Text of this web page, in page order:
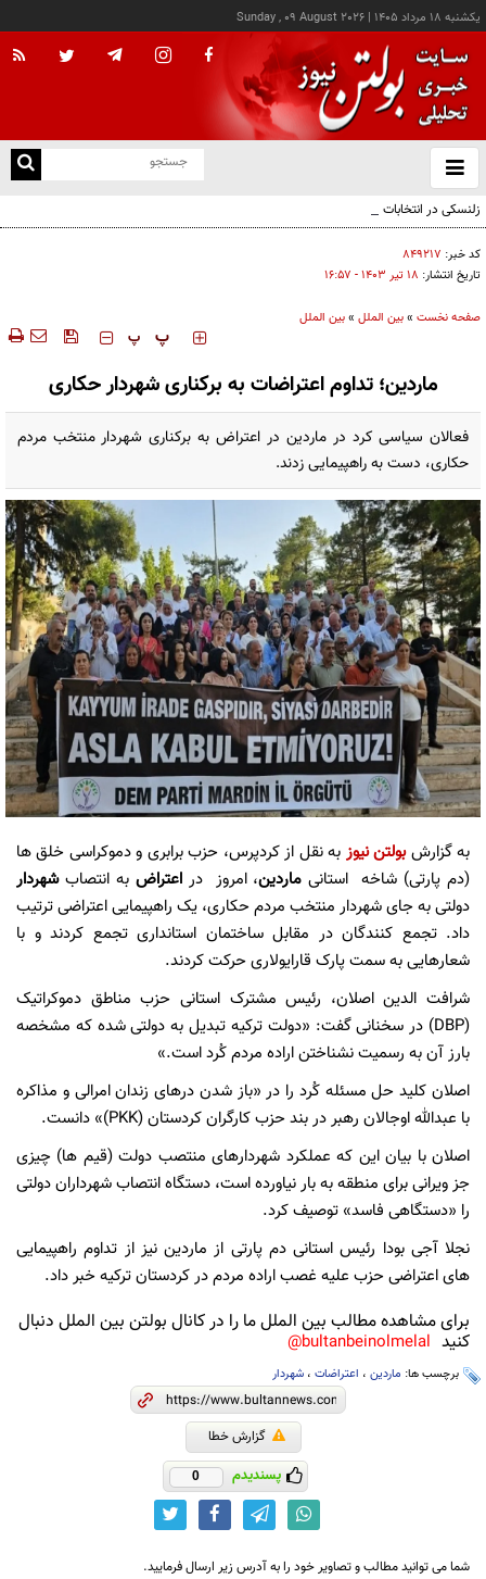
يکشنبه ۱۸ مرداد ۱۴۰۵ |
Sunday , 09 August 2026
باز
و
زلنسکی در انتخابات ریاست جمهوری اوکراین شکست می‌خورد
کد خبر: ۸۴۹۲۱۷
تاریخ انتشار: ۱۸ تير ۱۴۰۳ - ۱۶:۵۷
صفحه نخست »بین الملل »بین الملل
‍‍‍ پ پ
ماردین؛ تداوم اعتراضات به برکناری شهردار حکاری
فعالان سیاسی کرد در ماردین در اعتراض به برکناری شهردار منتخب مردم
حکاری، دست به راهپیمایی زدند.
به گزارش بولتن نیوز به نقل از کردپرس، حزب برابری و دموکراسی خلق ها
(دم پارتی) شاخه استانی ماردین، امروز دراعتراضبه انتصابشهردار
دولتی به جای شهردار منتخب مردم حکاری، یک راهپیمایی اعتراضی ترتیب
داد. تجمع کنندگان در مقابل ساختمان استانداری تجمع کردند و با
شعارهایی به سمت پارک قارایولاری حرکت کردند.
شرافت الدین اصلان، رئیس مشترک استانی حزب مناطق دموکراتیک
(DBP) در سخنانی گفت: «دولت ترکیه تبدیل به دولتی شده که مشخصه
بارز آن به رسمیت نشناختن اراده مردم کُرد است.»
اصلان کلید حل مسئله کُرد را در «باز شدن درهای زندان امرالی و مذاکره
با عبدالله اوجالان رهبر در بند حزب کارگران کردستان (PKK)» دانست.
اصلان با بیان این که عملکرد شهردارهای منتصب دولت (قیم ها) چیزی
جز ویرانی برای منطقه به بار نیاورده است، دستگاه انتصاب شهرداران دولتی
را «دستگاهی فاسد» توصیف کرد.
نجلا آجی بودا رئیس استانی دم پارتی از ماردین نیز از تداوم راهپیمایی
های اعتراضی حزب علیه غصب اراده مردم در کردستان ترکیه خبر داد.
برای مشاهده مطالب بین الملل ما را در کانال بولتن بین الملل دنبال
کنید bultanbeinolmelal@
برچسب ها: ماردین ، اعتراضات ، شهردار
گزارش خطا
پسندیدم 0
شما می توانید مطالب و تصاویر خود را به آدرس زیر ارسال فرمایید.